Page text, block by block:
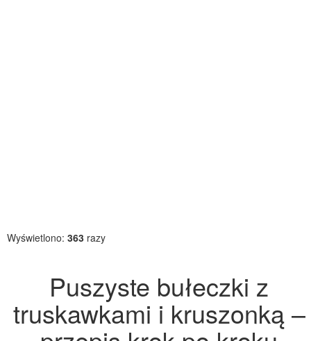
Wyświetlono: 363 razy
Puszyste bułeczki z
truskawkami i kruszonką –